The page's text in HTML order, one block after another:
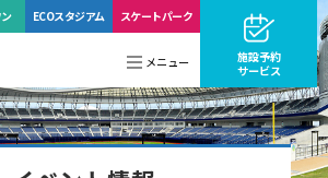
メニュー
ECOスタジアム スケートパーク
施設予約
サービス